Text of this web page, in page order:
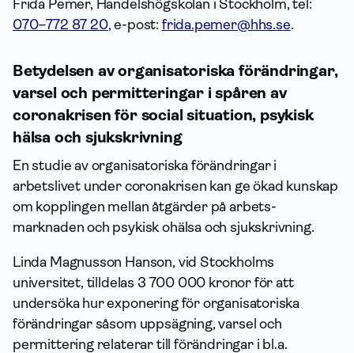
Frida Pemer, Handelshögskolan i Stockholm, tel:
070–772 87 20, e-post: frida.pemer@hhs.se.
Betydelsen av organisatoriska förändringar,
varsel och permitteringar i spåren av
coronakrisen för social situation, psykisk
hälsa och sjukskrivning
En studie av organisatoriska förändringar i
arbetslivet under coronakrisen kan ge ökad kunskap
om kopplingen mellan åtgärder på arbets­
marknaden och psykisk ohälsa och sjukskrivning.
Linda Magnusson Hanson, vid Stockholms
universitet, tilldelas 3 700 000 kronor för att
undersöka hur exponering för organisatoriska
förändringar såsom uppsägning, varsel och
permittering relaterar till förändringar i bl.a.